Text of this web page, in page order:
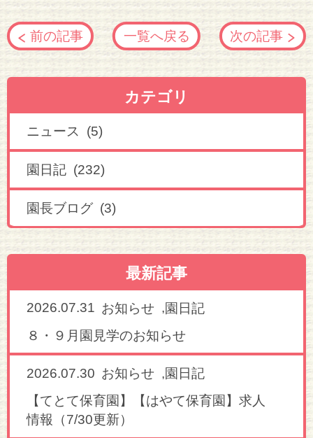
前の記事 一覧へ戻る 次の記事
カテゴリ
ニュース (5)
園日記 (232)
園長ブログ (3)
最新記事
2026.07.31 お知らせ ,園日記
８・９月園見学のお知らせ
2026.07.30 お知らせ ,園日記
【てとて保育園】【はやて保育園】求人
情報（7/30更新）